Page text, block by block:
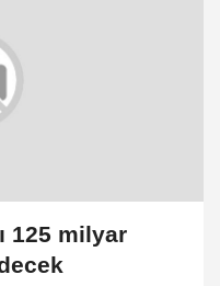
125 milyar